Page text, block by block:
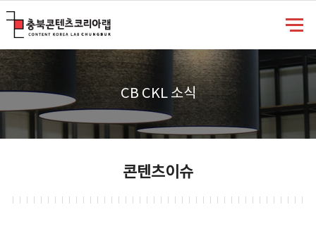
CB CKL 소식
콘텐츠이슈